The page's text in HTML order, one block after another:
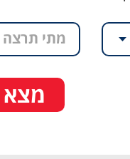
מתי תרצה